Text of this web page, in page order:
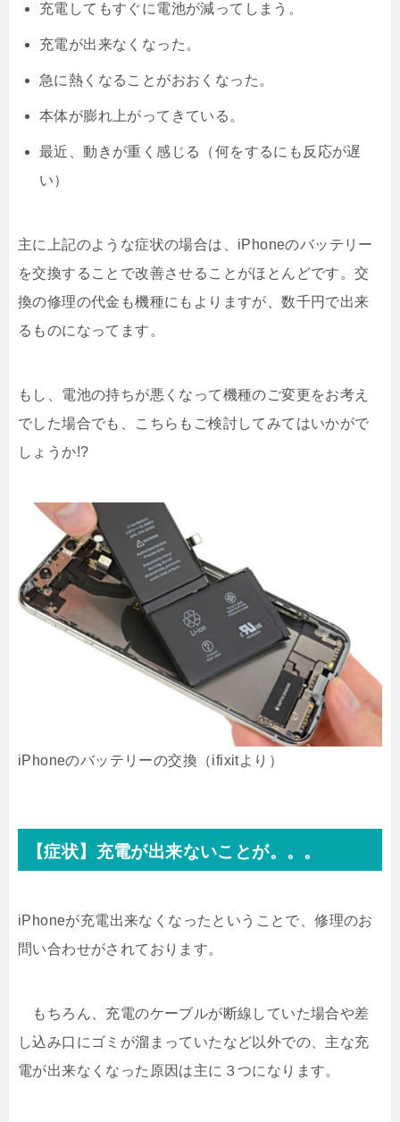
充電してもすぐに電池が減ってしまう。
充電が出来なくなった。
急に熱くなることがおおくなった。
本体が膨れ上がってきている。
最近、動きが重く感じる（何をするにも反応が遅
い）
主に上記のような症状の場合は、iPhoneのバッテリー
を交換することで改善させることがほとんどです。交
換の修理の代金も機種にもよりますが、数千円で出来
るものになってます。
もし、電池の持ちが悪くなって機種のご変更をお考え
でした場合でも、こちらもご検討してみてはいかがで
しょうか!?
iPhoneのバッテリーの交換（ifixitより）
【症状】充電が出来ないことが。。。
iPhoneが充電出来なくなったということで、修理のお
問い合わせがされております。
もちろん、充電のケーブルが断線していた場合や差
し込み口にゴミが溜まっていたなど以外での、主な充
電が出来なくなった原因は主に３つになります。